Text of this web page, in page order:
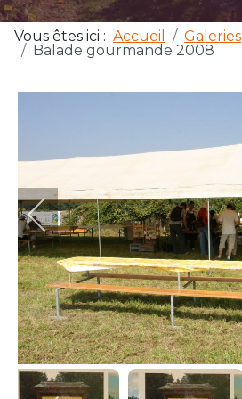
Vous êtes ici : Accueil
Galeries
Balade gourmande 2008